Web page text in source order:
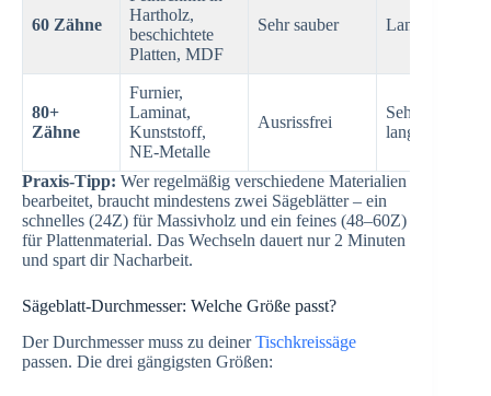
60 Zähne
Hartholz,
beschichtete
Platten, MDF
Sehr sauber Langsam
80+
Zähne
Furnier,
Laminat,
Kunststoff,
NE-Metalle
Ausrissfrei
Sehr
langsam
Praxis-Tipp: Wer regelmäßig verschiedene Materialien
bearbeitet, braucht mindestens zwei Sägeblätter – ein
schnelles (24Z) für Massivholz und ein feines (48–60Z)
für Plattenmaterial. Das Wechseln dauert nur 2 Minuten
und spart dir Nacharbeit.
Sägeblatt-Durchmesser: Welche Größe passt?
Der Durchmesser muss zu deinerTischkreissäge
passen. Die drei gängigsten Größen: